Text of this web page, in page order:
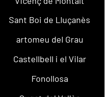
Sant Boi de Lluçanès
artomeu del Grau
Castellbell i el Vilar
Fonollosa